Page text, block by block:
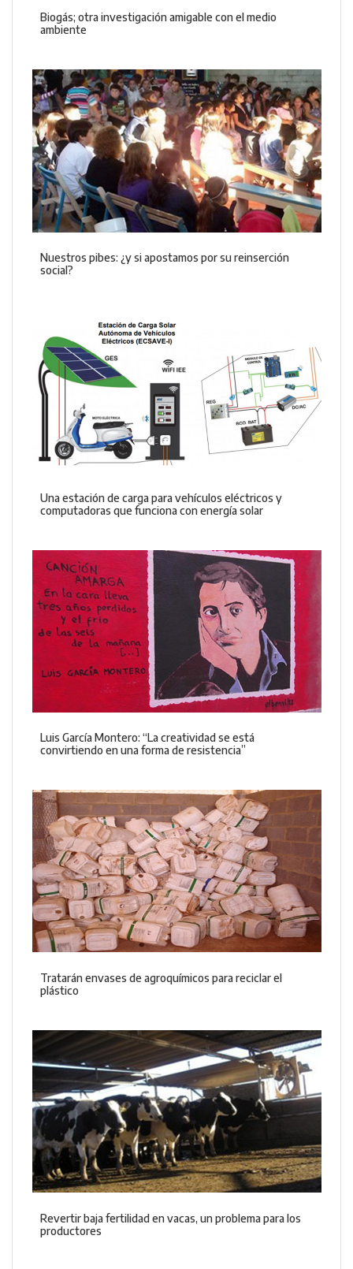
Biogás; otra investigación amigable con el medio
ambiente
Nuestros pibes: ¿y si apostamos por su reinserción
social?
Una estación de carga para vehículos eléctricos y
computadoras que funciona con energía solar
Luis García Montero: “La creatividad se está
convirtiendo en una forma de resistencia”
Tratarán envases de agroquímicos para reciclar el
plástico
Revertir baja fertilidad en vacas, un problema para los
productores